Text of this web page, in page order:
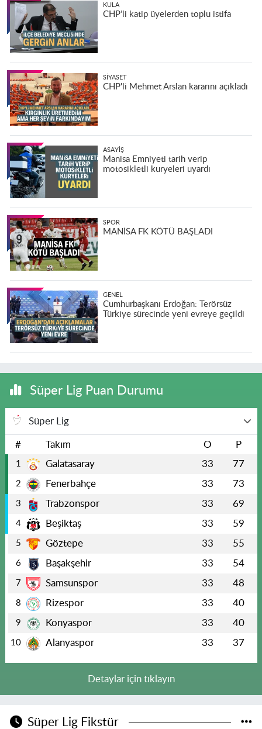
KULA
CHP’li katip üyelerden toplu istifa
SIYASET
CHP'li Mehmet Arslan kararını açıkladı
ASAYIŞ
Manisa Emniyeti tarih verip
motosikletli kuryeleri uyardı
SPOR
MANİSA FK KÖTÜ BAŞLADI
GENEL
Cumhurbaşkanı Erdoğan: Terörsüz
Türkiye sürecinde yeni evreye geçildi
Süper Lig Puan Durumu
Süper Lig
# Takım O P
1 Galatasaray 33 77
2 Fenerbahçe 33 73
3 Trabzonspor 33 69
4 Beşiktaş 33 59
5 Göztepe 33 55
6 Başakşehir 33 54
7 Samsunspor 33 48
8 Rizespor 33 40
9 Konyaspor 33 40
10 Alanyaspor 33 37
Detaylar için tıklayın
Süper Lig Fikstür